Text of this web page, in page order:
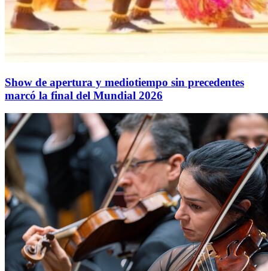
Show de apertura y mediotiempo sin precedentes
marcó la final del Mundial 2026